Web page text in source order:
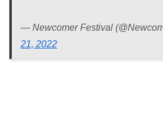
— Newcomer Festival
21, 2022